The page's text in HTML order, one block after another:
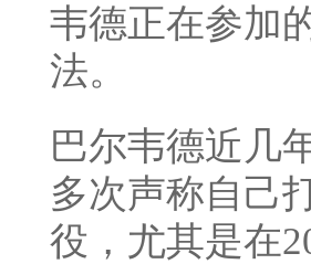
韦德正在参加
法。
巴尔韦德近几
多次声称自己
役，尤其是在